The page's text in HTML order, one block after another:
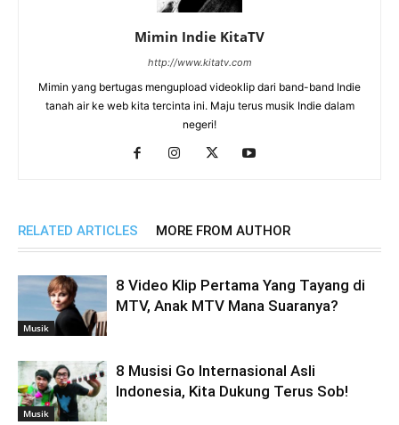
Mimin Indie KitaTV
http://www.kitatv.com
Mimin yang bertugas mengupload videoklip dari band-band Indie
tanah air ke web kita tercinta ini. Maju terus musik Indie dalam
negeri!
RELATED ARTICLES MORE FROM AUTHOR
Musik
8 Video Klip Pertama Yang Tayang di
MTV, Anak MTV Mana Suaranya?
Musik
8 Musisi Go Internasional Asli
Indonesia, Kita Dukung Terus Sob!